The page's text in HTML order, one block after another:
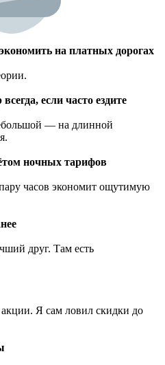
на платных дорогах
если часто ездите
— на длинной
ночных тарифов
часов экономит ощутимую
друг. Там есть
Я сам ловил скидки до